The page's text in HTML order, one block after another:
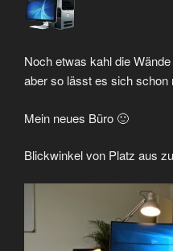
Noch etwas kahl die
aber so lässt es sich schon
Mein neues Büro 🙂
Blickwinkel von Platz aus